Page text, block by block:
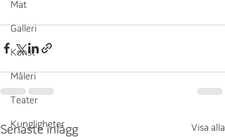
Mat
Galleri
Konst
Måleri
Teater
Kungligheter
Senaste inlägg Visa alla